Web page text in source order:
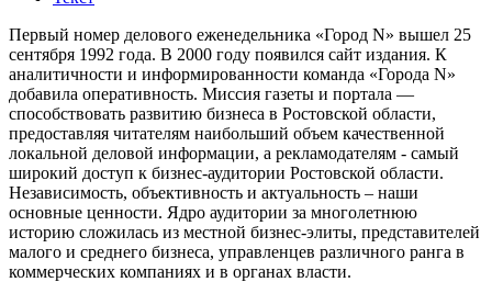
Первый номер делового еженедельника «Город N» вышел 25
сентября 1992 года. В 2000 году появился сайт издания. К
аналитичности и информированности команда «Города N»
добавила оперативность. Миссия газеты и портала —
способствовать развитию бизнеса в Ростовской области,
предоставляя читателям наибольший объем качественной
локальной деловой информации, а рекламодателям - самый
широкий доступ к бизнес-аудитории Ростовской области.
Независимость, объективность и актуальность – наши
основные ценности. Ядро аудитории за многолетнюю
историю сложилась из местной бизнес-элиты, представителей
малого и среднего бизнеса, управленцев различного ранга в
коммерческих компаниях и в органах власти.